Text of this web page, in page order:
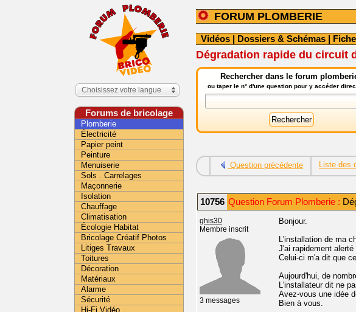
FORUM PLOMBERIE
Vidéos | Dossiers & Schémas |
Dégradation rapide du circuit
Rechercher dans le forum
ou taper le n° d'une question pour y accéder
Question précédente Liste des
10756 Question Forum Plomberie :
ghis30
Membre inscrit
3 messages
Bonjour.
L'installation de ma
J'ai rapidement
Celui-ci m'a dit que
Aujourd'hui, de
L'installateur dit ne
Avez-vous une idée
Bien à vous.
Choisissez votre langue
Forums de bricolage
Plomberie
Électricité
Papier peint
Peinture
Menuiserie
Sols . Carrelages
Maçonnerie
Isolation
Chauffage
Climatisation
Écologie Habitat
Bricolage Créatif Photos
Litiges Travaux
Toitures
Décoration
Matériaux
Alarme
Sécurité
Hi-Fi Vidéo